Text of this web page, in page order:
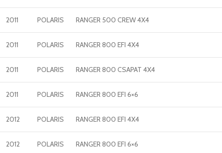
2011 POLARIS RANGER 500 CREW 4X4
2011 POLARIS RANGER 800 EFI 4X4
2011 POLARIS RANGER 800 CSAPAT 4X4
2011 POLARIS RANGER 800 EFI 6×6
2012 POLARIS RANGER 800 EFI 4X4
2012 POLARIS RANGER 800 EFI 6×6